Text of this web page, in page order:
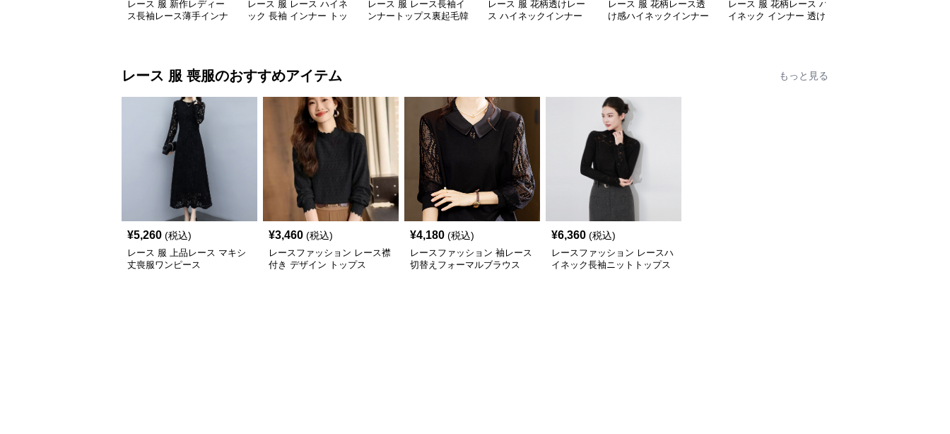
レース 服 新作レディー
ス長袖レース薄手インナ
レース 服 レース ハイネ
ック 長袖 インナー トッ
レース 服 レース長袖イ
ンナートップス裏起毛韓
レース 服 花柄透けレー
ス ハイネックインナー
レース 服 花柄レース透
け感ハイネックインナー
レース 服 花柄レース ハ
イネック インナー 透け
レース 服 喪服のおすすめアイテム もっと見る
¥5,260 (税込)
レース 服 上品レース マキシ
丈喪服ワンピース
¥3,460 (税込)
レースファッション レース襟
付き デザイン トップス
¥4,180 (税込)
レースファッション 袖レース
切替えフォーマルブラウス
¥6,360 (税込)
レースファッション レースハ
イネック長袖ニットトップス